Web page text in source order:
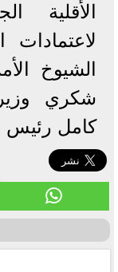
الأقلية
لاعتمادات
الشيوخ
شكري وزير
كامل رئيس